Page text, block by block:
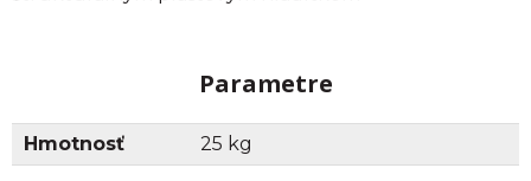
Parametre
Hmotnosť 25 kg